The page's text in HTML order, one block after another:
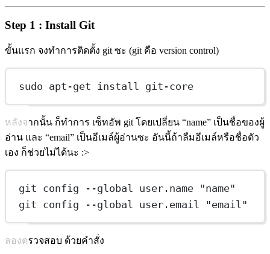
Step 1 : Install Git
ขั้นแรก จงทำการติดตั้ง git ซะ (git คือ version control)
sudo apt-get install git-core
หลังจากนั้น ก็ทำการ เซ็ทอัพ git โดยเปลี่ยน “name” เป็นชื่อของผู้
อ่าน และ “email” เป็นอีเมล์ผู้อ่านซะ อันนี้ถ้าลืมอีเมล์หรือชื่อตัว
เอง ก็ช่วยไม่ได้นะ :>
git config --global user.name "name"
git config --global user.email "email"
ลองตรวจสอบ ด้วยคำสั่ง